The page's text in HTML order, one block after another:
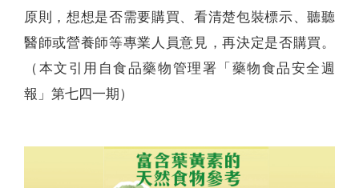
原則，想想是否需要購買、看清楚包裝標示、聽聽
醫師或營養師等專業人員意見，再決定是否購買。
（本文引用自食品藥物管理署「藥物食品安全週
報」第七四一期）